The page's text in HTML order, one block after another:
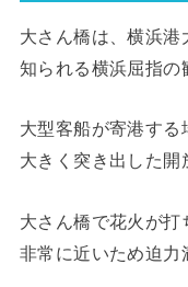
大さん橋は、横浜港
知られる横浜屈指の
大型客船が寄港する
大きく突き出した開
大さん橋で花火が
非常に近いため迫力